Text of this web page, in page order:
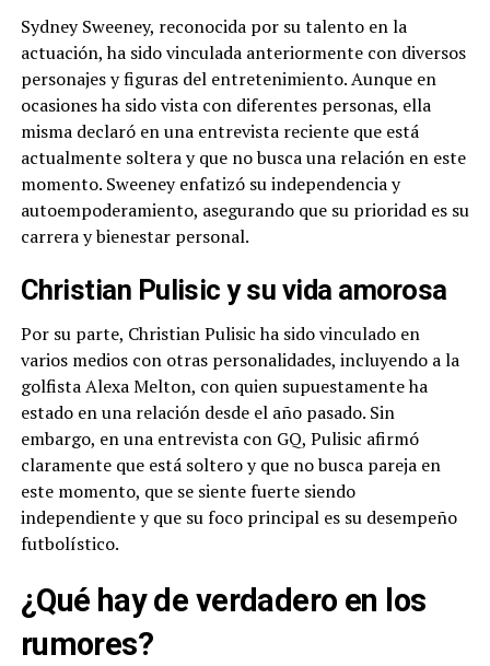
Sydney Sweeney, reconocida por su talento en la
actuación, ha sido vinculada anteriormente con diversos
personajes y figuras del entretenimiento. Aunque en
ocasiones ha sido vista con diferentes personas, ella
misma declaró en una entrevista reciente que está
actualmente soltera y que no busca una relación en este
momento. Sweeney enfatizó su independencia y
autoempoderamiento, asegurando que su prioridad es su
carrera y bienestar personal.
Christian Pulisic y su vida amorosa
Por su parte, Christian Pulisic ha sido vinculado en
varios medios con otras personalidades, incluyendo a la
golfista Alexa Melton, con quien supuestamente ha
estado en una relación desde el año pasado. Sin
embargo, en una entrevista con GQ, Pulisic afirmó
claramente que está soltero y que no busca pareja en
este momento, que se siente fuerte siendo
independiente y que su foco principal es su desempeño
futbolístico.
¿Qué hay de verdadero en los
rumores?